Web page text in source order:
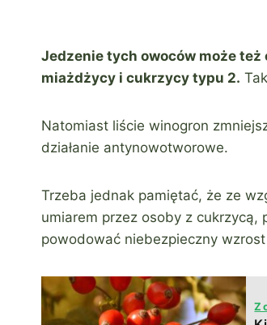
Jedzenie tych owoców może
miażdżycy i cukrzycy typu 2.
Natomiast liście winogron
działanie antynowotworowe.
Trzeba jednak pamiętać, że ze
umiarem przez osoby z
powodować niebezpieczny